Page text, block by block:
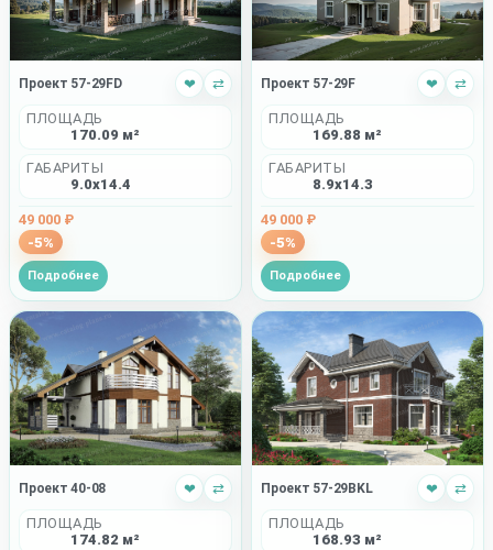
Проект 57-29FD ❤ ⇄
ПЛОЩАДЬ
170.09 м²
ГАБАРИТЫ
9.0x14.4
49 000 ₽
-5%
Подробнее
Проект 57-29F ❤ ⇄
ПЛОЩАДЬ
169.88 м²
ГАБАРИТЫ
8.9x14.3
49 000 ₽
-5%
Подробнее
Проект 40-08 ❤ ⇄
ПЛОЩАДЬ
174.82 м²
Проект 57-29BKL ❤ ⇄
ПЛОЩАДЬ
168.93 м²